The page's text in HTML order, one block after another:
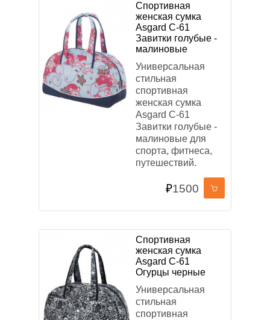
Спортивная
женская сумка
Asgard С-61
Завитки голубые -
малиновые
Универсальная
стильная
спортивная
женская сумка
Asgard С-61
Завитки голубые -
малиновые для
спорта, фитнеса,
путешествий.
₽1500
Спортивная
женская сумка
Asgard С-61
Огурцы черные
Универсальная
стильная
спортивная